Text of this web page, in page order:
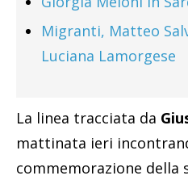
Migranti, Matteo
Luciana Lamorgese
La linea tracciata da
mattinata ieri
commemorazione della